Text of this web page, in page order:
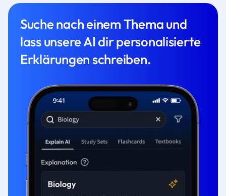
Suche nach einem Thema und
lass unsere AI dir personalisierte
Erklärungen schreiben.